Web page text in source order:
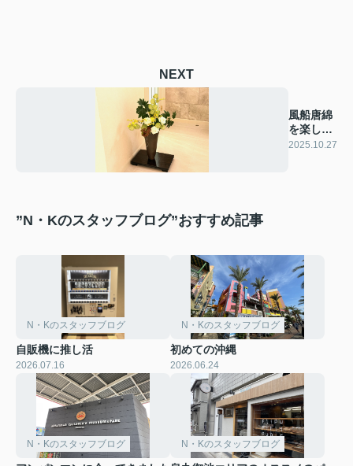
NEXT
風船唐綿
を楽しむ
生け花
2025.10.27
”N・Kのスタッフブログ”おすすめ記事
N・Kのスタッフブログ
自販機に推し活
2026.07.16
N・Kのスタッフブログ
初めての沖縄
2026.06.24
N・Kのスタッフブログ N・Kのスタッフブログ